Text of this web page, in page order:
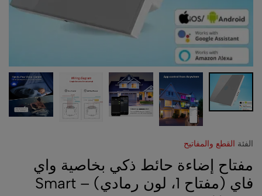
الفئة القطع والمفاتيح
مفتاح إضاءة حائط ذكي بخاصية واي
فاي (مفتاح 1، لون رمادي) – Smart